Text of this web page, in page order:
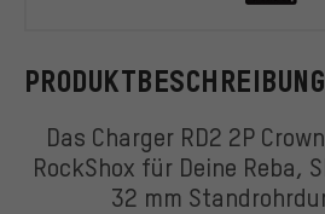
PRODUKTBESCHREIBUNG
Das Charger RD2 2P
RockShox für Deine Reba,
32 mm